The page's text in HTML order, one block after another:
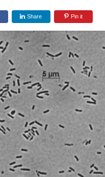
Share Pin it